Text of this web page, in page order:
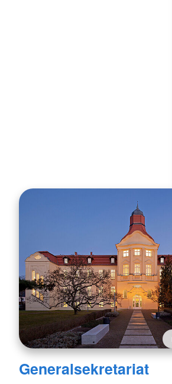
Generalsekretariat